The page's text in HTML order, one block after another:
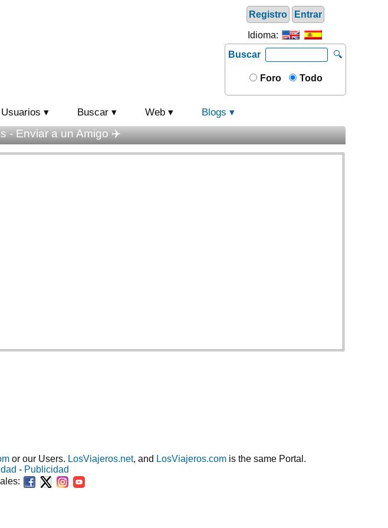
Registro Entrar
Idioma:
Buscar
🔍
Foro Todo
Usuarios Buscar Web Blogs
- Enviar a un Amigo ✈️
or our Users. LosViajeros.net, and LosViajeros.com is the same Portal.
- Publicidad